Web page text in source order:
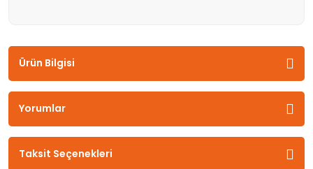
Ürün Bilgisi
Yorumlar
Taksit Seçenekleri